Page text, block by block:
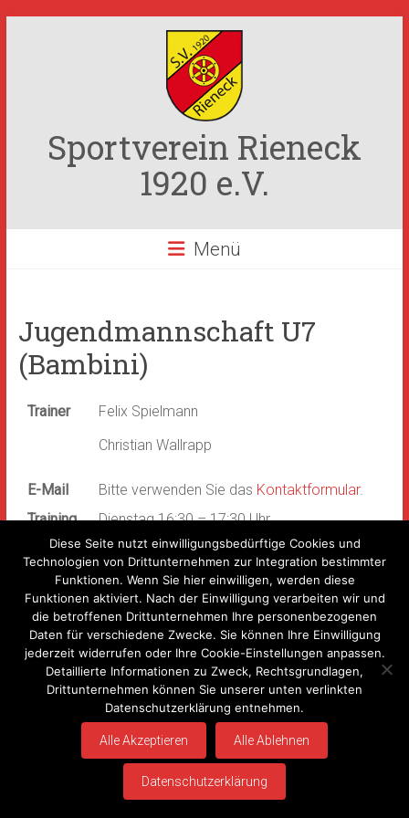
Sportverein Rieneck
1920 e.V.
Menü
Jugendmannschaft U7
(Bambini)
Trainer
Felix Spielmann
Christian Wallrapp
E-Mail Bitte verwenden Sie das Kontaktformular.
Training
Dienstag 16:30 – 17:30 Uhr
Sommer: Sportplatz Rieneck
Winter: Turnhalle Grundschule Rieneck
Copyright © 2026Sportverein Rieneck 1920 e.V.. Alle Rechte vorbehalten.
Acceleratevon ThemeGrill. Präsentiert vonWordPress
Impressum Datenschutzerklärung Kontakt Anmelden
Diese Seite nutzt einwilligungsbedürftige Cookies und
Technologien von Drittunternehmen zur Integration bestimmter
Funktionen. Wenn Sie hier einwilligen, werden diese
Funktionen aktiviert. Nach der Einwilligung verarbeiten wir und
die betroffenen Drittunternehmen Ihre personenbezogenen
Daten für verschiedene Zwecke. Sie können Ihre Einwilligung
jederzeit widerrufen oder Ihre Cookie-Einstellungen anpassen.
Detaillierte Informationen zu Zweck, Rechtsgrundlagen,
Drittunternehmen können Sie unserer unten verlinkten
Datenschutzerklärung entnehmen.
Alle Akzeptieren Alle Ablehnen
Datenschutzerklärung